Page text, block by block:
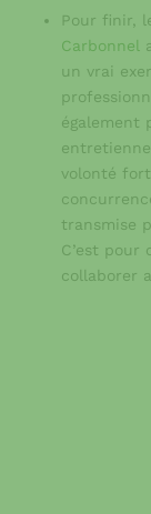
Pour finir,
Carbonnel
un vrai
également
volonté
transmise
C’est pour
collaborer